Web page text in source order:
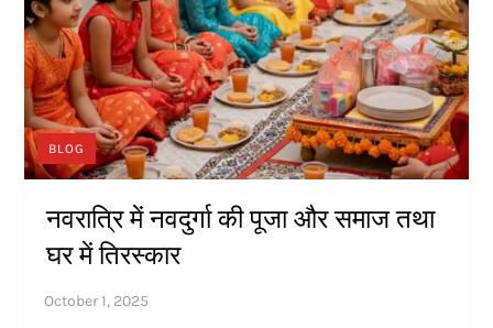
BLOG
नवरात्रि में नवदुर्गा की पूजा और समाज तथा
घर में तिरस्कार